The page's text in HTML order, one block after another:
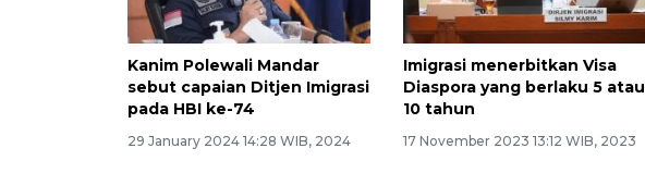
Kanim Polewali Mandar
sebut capaian Ditjen Imigrasi
pada HBI ke-74
29 January 2024 14:28 WIB, 2024
Imigrasi menerbitkan Visa
Diaspora yang berlaku 5 atau
10 tahun
17 November 2023 13:12 WIB, 2023